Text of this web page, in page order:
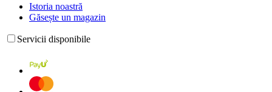
Istoria noastră
Găsește un magazin
Servicii disponibile